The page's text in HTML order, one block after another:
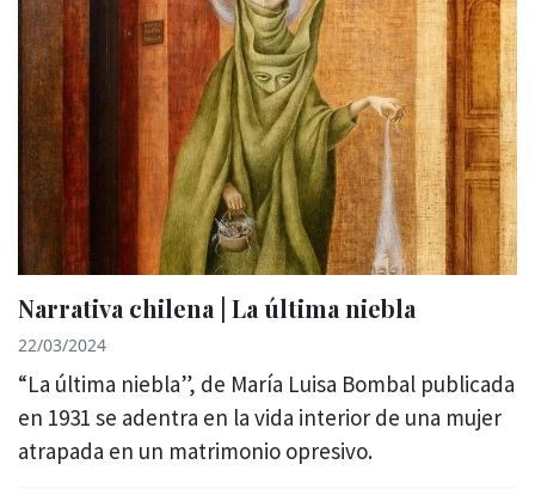
Narrativa chilena | La última niebla
22/03/2024
“La última niebla”, de María Luisa Bombal publicada
en 1931 se adentra en la vida interior de una mujer
atrapada en un matrimonio opresivo.